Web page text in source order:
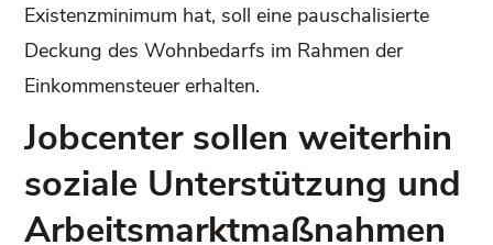
Existenzminimum hat, soll eine pauschalisierte
Deckung des Wohnbedarfs im Rahmen der
Einkommensteuer erhalten.
Jobcenter sollen weiterhin
soziale Unterstützung und
Arbeitsmarktmaßnahmen